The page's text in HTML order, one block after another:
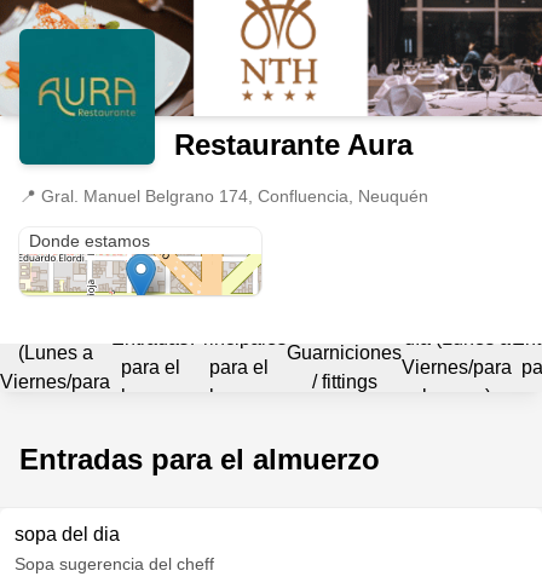
Restaurante Aura
📍 Gral. Manuel Belgrano 174, Confluencia, Neuquén
Donde estamos
Menú
(Lunes a
Viernes/para
para el
almuerzo
para el
almuerzo
Guarniciones
/ fittings
Viernes/para
la cena)
Entradas para el almuerzo
sopa del dia
Sopa sugerencia del cheff